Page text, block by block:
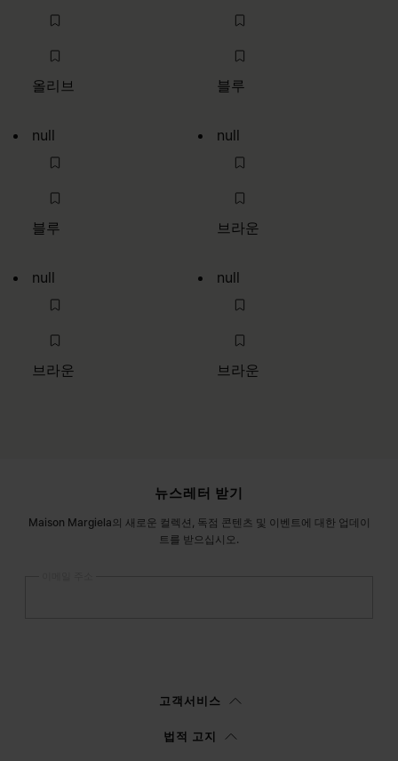
올리브 블루
null
블루
null
브라운
null
브라운
null
브라운
뉴스레터 받기
Maison Margiela의 새로운 컬렉션, 독점 콘텐츠 및 이벤트에 대한 업데이
트를 받으십시오.
를 읽은 후에 본인은Margiela S.A.S.U. 이 마케팅을 위해 본인의 개
인 데이터를 처리할 수 있도록 승인합니다.
고객서비스
법적 고지